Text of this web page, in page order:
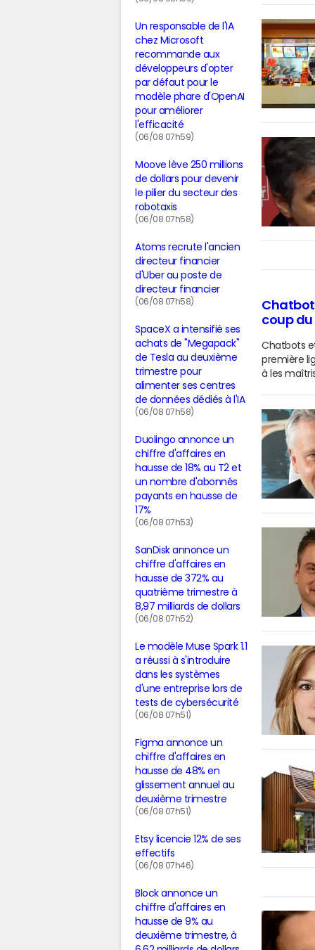
Un responsable de l'IA
chez Microsoft
recommande aux
développeurs d'opter
par défaut pour le
modèle phare d'OpenAI
pour améliorer
l'efficacité
(06/08 07h59)
Moove lève 250 millions
de dollars pour devenir
le pilier du secteur des
robotaxis
(06/08 07h58)
Atoms recrute l'ancien
directeur financier
d'Uber au poste de
directeur financier
(06/08 07h58)
SpaceX a intensifié ses
achats de "Megapack"
de Tesla au deuxième
trimestre pour
alimenter ses centres
de données dédiés à l'IA
(06/08 07h58)
Duolingo annonce un
chiffre d'affaires en
hausse de 18% au T2 et
un nombre d'abonnés
payants en hausse de
17%
(06/08 07h53)
SanDisk annonce un
chiffre d'affaires en
hausse de 372% au
quatrième trimestre à
8,97 milliards de dollars
(06/08 07h52)
Le modèle Muse Spark 1.1
a réussi à s'introduire
dans les systèmes
d'une entreprise lors de
tests de cybersécurité
(06/08 07h51)
Figma annonce un
chiffre d'affaires en
hausse de 48% en
glissement annuel au
deuxième trimestre
(06/08 07h51)
Etsy licencie 12% de ses
effectifs
(06/08 07h46)
Block annonce un
chiffre d'affaires en
hausse de 9% au
deuxième trimestre, à
coup du
Chatbots
première
à les